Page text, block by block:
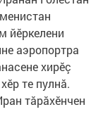
йӗркелени
аэропортра
хирӗç
те пулнă.
тăрăхӗнчен